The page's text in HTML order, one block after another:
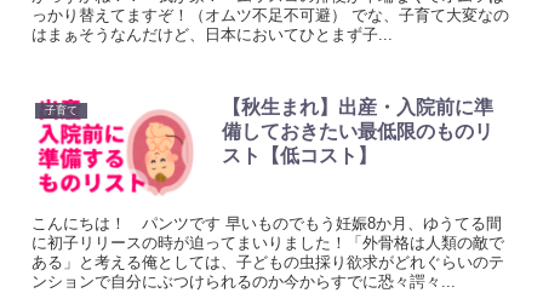
っかり替えてますぞ！（オムツ不足不可避） でな、子育て大変なの
はまぁそうなんだけど、日本においてひとまず子...
子育て
【秋生まれ】出産・入院前に準
備しておきたい最低限のものリ
スト【低コスト】
こんにちは！ パンツです 早いものでもう妊娠8か月、ゆうてる間
に初子リリースの時が迫ってまいりました！「外骨格は人類の敵で
ある」と考える俺としては、子どもの虫採り欲求がどれぐらいのテ
ンションで自分にぶつけられるのか今からすでに恐々諤々...